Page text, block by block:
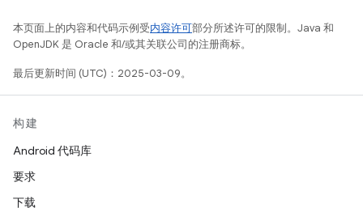
本页面上的内容和代码示例受内容许可部分所述许可的限制。Java 和
OpenJDK 是 Oracle 和/或其关联公司的注册商标。
最后更新时间 (UTC)：2025-03-09。
构建
Android 代码库
要求
下载